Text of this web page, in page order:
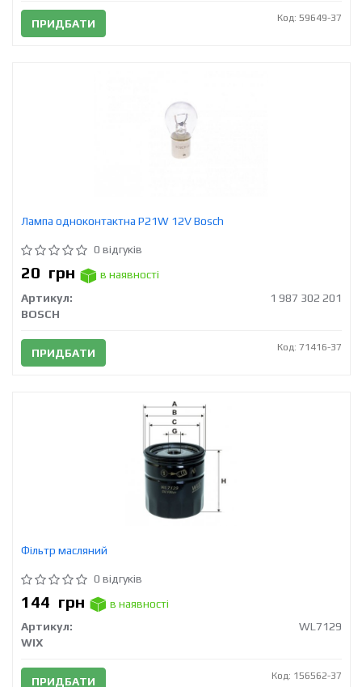
ПРИДБАТИ Код: 59649-37
Лампа одноконтактна P21W 12V Bosch
0 відгуків
20 грн
в наявності
Артикул:
1 987 302 201
BOSCH
ПРИДБАТИ Код: 71416-37
Фільтр масляний
0 відгуків
144 грн
в наявності
Артикул:
WL7129
WIX
ПРИДБАТИ Код: 156562-37